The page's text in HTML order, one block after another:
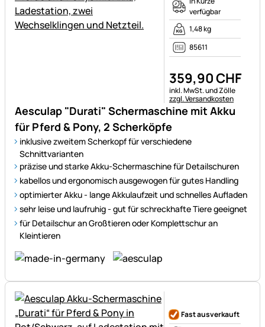
Aesculap "Durati" Schermaschine mit Akku
für Pferd & Pony, 2 Scherköpfe
inklusive zweitem Scherkopf für verschiedene
Schnittvarianten
präzise und starke Akku-Schermaschine für Detailschuren
kabellos und ergonomisch ausgewogen für gutes Handling
optimierter Akku - lange Akkulaufzeit und schnelles Aufladen
sehr leise und laufruhig - gut für schreckhafte Tiere geeignet
für Detailschur an Großtieren oder Komplettschur an
Kleintieren
verfügbar
1,48 kg
85611
359,90CHF
Steuerhinweis:
inkl. MwSt. und Zölle
zzgl. Versandkosten
Fast ausverkauft